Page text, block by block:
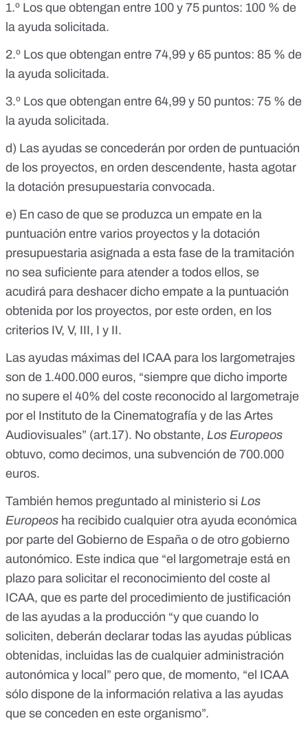
1.º Los que obtengan entre 100 y 75 puntos: 100 % de
la ayuda solicitada.
2.º Los que obtengan entre 74,99 y 65 puntos: 85 % de
la ayuda solicitada.
3.º Los que obtengan entre 64,99 y 50 puntos: 75 % de
la ayuda solicitada.
d) Las ayudas se concederán por orden de puntuación
de los proyectos, en orden descendente, hasta agotar
la dotación presupuestaria convocada.
e) En caso de que se produzca un empate en la
puntuación entre varios proyectos y la dotación
presupuestaria asignada a esta fase de la tramitación
no sea suficiente para atender a todos ellos, se
acudirá para deshacer dicho empate a la puntuación
obtenida por los proyectos, por este orden, en los
criterios IV, V, III, I y II.
Las ayudas máximas del ICAA para los largometrajes
son de 1.400.000 euros, “siempre que dicho importe
no supere el 40% del coste reconocido al largometraje
por el Instituto de la Cinematografía y de las Artes
Audiovisuales” (art.17). No obstante, Los Europeos
obtuvo, como decimos, una subvención de 700.000
euros.
También hemos preguntado al ministerio si Los
Europeos ha recibido cualquier otra ayuda económica
por parte del Gobierno de España o de otro gobierno
autonómico. Este indica que “el largometraje está en
plazo para solicitar el reconocimiento del coste al
ICAA, que es parte del procedimiento de justificación
de las ayudas a la producción “y que cuando lo
soliciten, deberán declarar todas las ayudas públicas
obtenidas, incluidas las de cualquier administración
autonómica y local” pero que, de momento, “el ICAA
sólo dispone de la información relativa a las ayudas
que se conceden en este organismo”.